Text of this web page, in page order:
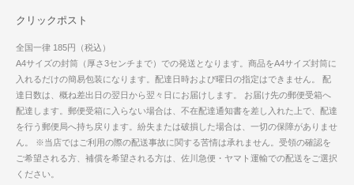
クリックポスト
全国一律 185円（税込）
A4サイズの封筒（厚さ3センチまで）での発送となります。商品をA4サイズ封筒に
入れるだけの簡易包装になります。配達日時および曜日の指定はできません。 配
達日数は、概ね差出日の翌日から翌々日にお届けします。 お届け先の郵便受箱へ
配達します。郵便受箱に入らない場合は、不在配達通知書を差し入れた上で、配達
を行う郵便局へ持ち戻ります。紛失または破損した場合は、一切の保障がありませ
ん。 ※当店ではご利用の際の配送事故に関する苦情は承れません。受領の確認を
ご希望される方、補償を希望される方は、佐川急便・ヤマト運輸での配送をご選択
ください。